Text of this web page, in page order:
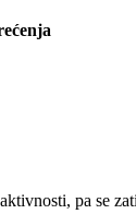
pa se